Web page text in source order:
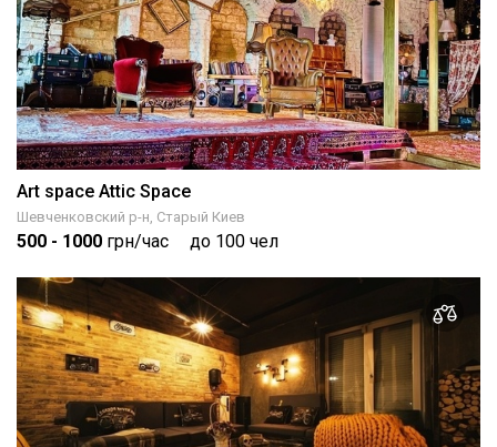
Art space Attic Space
Шевченковский р-н, Старый Киев
500 - 1000 грн/час до 100 чел